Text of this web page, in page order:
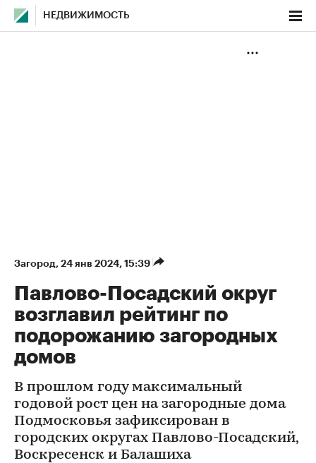
НЕДВИЖИМОСТЬ
Загород⁠, 24 янв 2024, 15:39
Павлово-Посадский округ
возглавил рейтинг по
подорожанию загородных
домов
В прошлом году максимальный
годовой рост цен на загородные дома
Подмосковья зафиксирован в
городских округах Павлово-Посадский,
Воскресенск и Балашиха